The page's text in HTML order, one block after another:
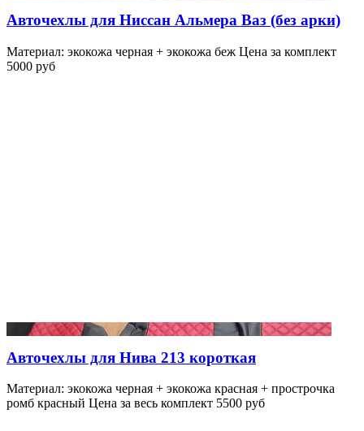
Авточехлы для Ниссан Альмера Ваз (без арки)
Материал: экокожа черная + экокожа беж Цена за комплект
5000 руб
Авточехлы для Нива 213 короткая
Материал: экокожа черная + экокожа красная + прострочка
ромб красный Цена за весь комплект 5500 руб